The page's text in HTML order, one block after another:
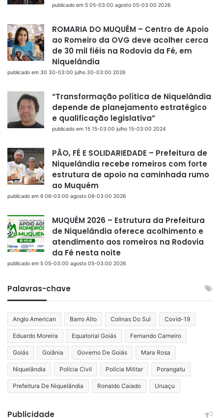
publicado em 5 05-03:00 agosto 05-03:00 2026
ROMARIA DO MUQUÉM – Centro de Apoio
ao Romeiro da OVG deve acolher cerca
de 30 mil fiéis na Rodovia da Fé, em
Niquelândia
publicado em 30 30-03:00 julho 30-03:00 2026
“Transformação política de Niquelândia
depende de planejamento estratégico
e qualificação legislativa”
publicado em 15 15-03:00 julho 15-03:00 2024
PÃO, FÉ E SOLIDARIEDADE – Prefeitura de
Niquelândia recebe romeiros com forte
estrutura de apoio na caminhada rumo
ao Muquém
publicado em 6 06-03:00 agosto 06-03:00 2026
MUQUÉM 2026 – Estrutura da Prefeitura
de Niquelândia oferece acolhimento e
atendimento aos romeiros na Rodovia
da Fé nesta noite
publicado em 5 05-03:00 agosto 05-03:00 2026
Palavras-chave
Anglo American Barro Alto Colinas Do Sul Covid-19
Eduardo Moreira Equatorial Goiás Fernando Carneiro
Goiás Goiânia Governo De Goiás Mara Rosa
Niquelândia Polícia Civil Polícia Militar Porangatu
Prefeitura De Niquelândia Ronaldo Caiado Uruaçu
Publicidade